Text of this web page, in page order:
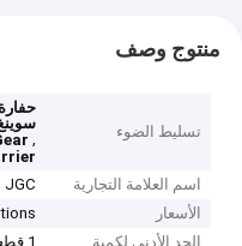
منتوج وصف
تسليط الضوء
,
اسم العلامة التجارية
JGC
الأسعار
الحد الأدنى لكمية
1 قطعة